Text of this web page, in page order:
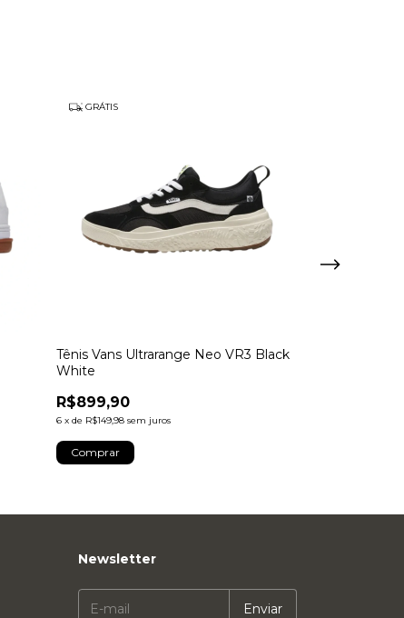
GRÁTIS
Tênis Vans Ultrarange Neo VR3 Black
White
R$899,90
6 x de R$149,98 sem juros
Comprar
Newsletter